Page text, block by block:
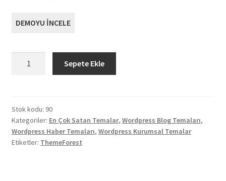
DEMOYU İNCELE
Satın
Al
adet
Sepete Ekle
Stok kodu: 90
Kategoriler: En Çok Satan Temalar, Wordpress Blog Temaları,
Wordpress Haber Temaları, Wordpress Kurumsal Temalar
Etiketler: ThemeForest